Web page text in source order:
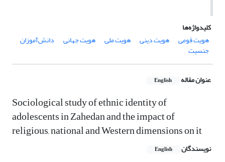
کلیدواژه‌ها
هویت قومی
هویت دینی هویت ملی هویت جهانی دانش‌آموزان
جنسیت
عنوان مقاله English
Sociological study of ethnic identity of
adolescents in Zahedan and the impact of
religious, national and Western dimensions on it
نویسندگان English